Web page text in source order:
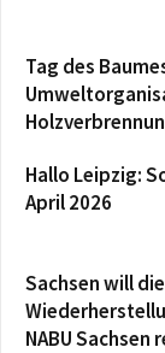
Tag des
Hallo Leipzig:
April 2026
Sachsen will die
NABU